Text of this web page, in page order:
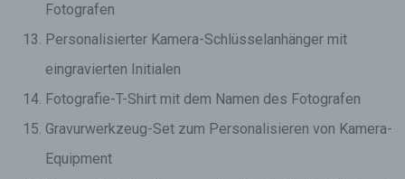
Fotografen
Personalisierter Kamera-Schlüsselanhänger mit
eingravierten Initialen
Fotografie-T-Shirt mit dem Namen des Fotografen
Gravurwerkzeug-Set zum Personalisieren von Kamera-
Equipment